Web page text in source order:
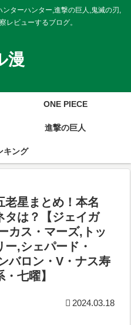
ターハンター,進撃の巨人,鬼滅の刃,
レビューするブログ。
漫
ONE PIECE
進撃の巨人
キング
老星まとめ！本名
タは？【ジェイガ
カス・マーズ,トッ
,シェパード・
バロン・V・ナス寿
七曜】
2024.03.18